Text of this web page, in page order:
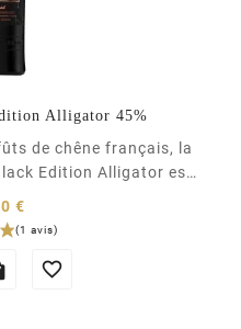
Alligator 45%
de chêne français, la
préalablement brûlés.
est conduite jusqu'à
d’où le nom de
€
Prix
